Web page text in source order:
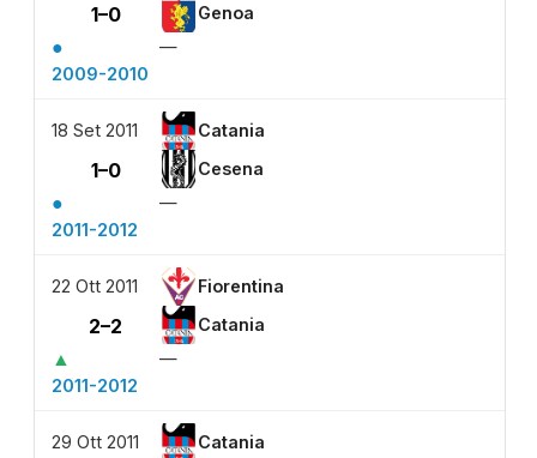
1–0 Genoa
●
—
2009-2010
18 Set 2011 Catania
1–0 Cesena
●
—
2011-2012
22 Ott 2011 Fiorentina
2–2 Catania
▲
—
2011-2012
29 Ott 2011 Catania